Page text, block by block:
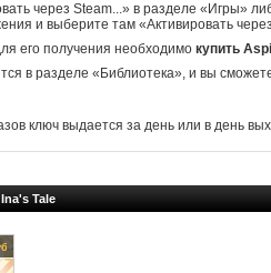
через Steam...» в разделе «Игры»
и выберите там «Активировать
его получения необходимо купить
в разделе «Библиотека», и вы
ключ выдается за день или в день
Tale